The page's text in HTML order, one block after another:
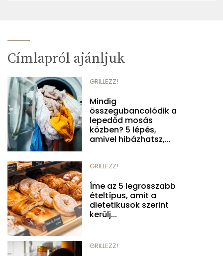
Címlapról ajánljuk
GRILLEZZ!
Mindig
összegubancolódik a
lepedőd mosás
közben? 5 lépés,
amivel hibázhatsz,...
GRILLEZZ!
Íme az 5 legrosszabb
ételtípus, amit a
dietetikusok szerint
kerülj...
GRILLEZZ!